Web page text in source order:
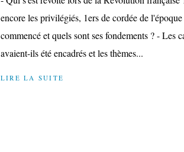
encore les privilégiés, 1ers de cordée de
commencé et quels sont ses fondements ? - Les
avaient-ils été encadrés et les thèmes...
LIRE LA SUITE